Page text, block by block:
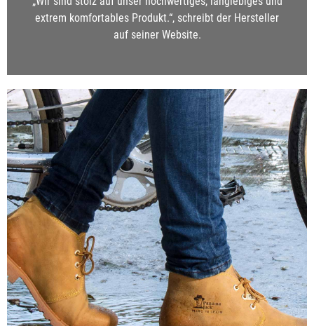
extrem komfortables Produkt.“, schreibt der Hersteller
auf seiner Website.